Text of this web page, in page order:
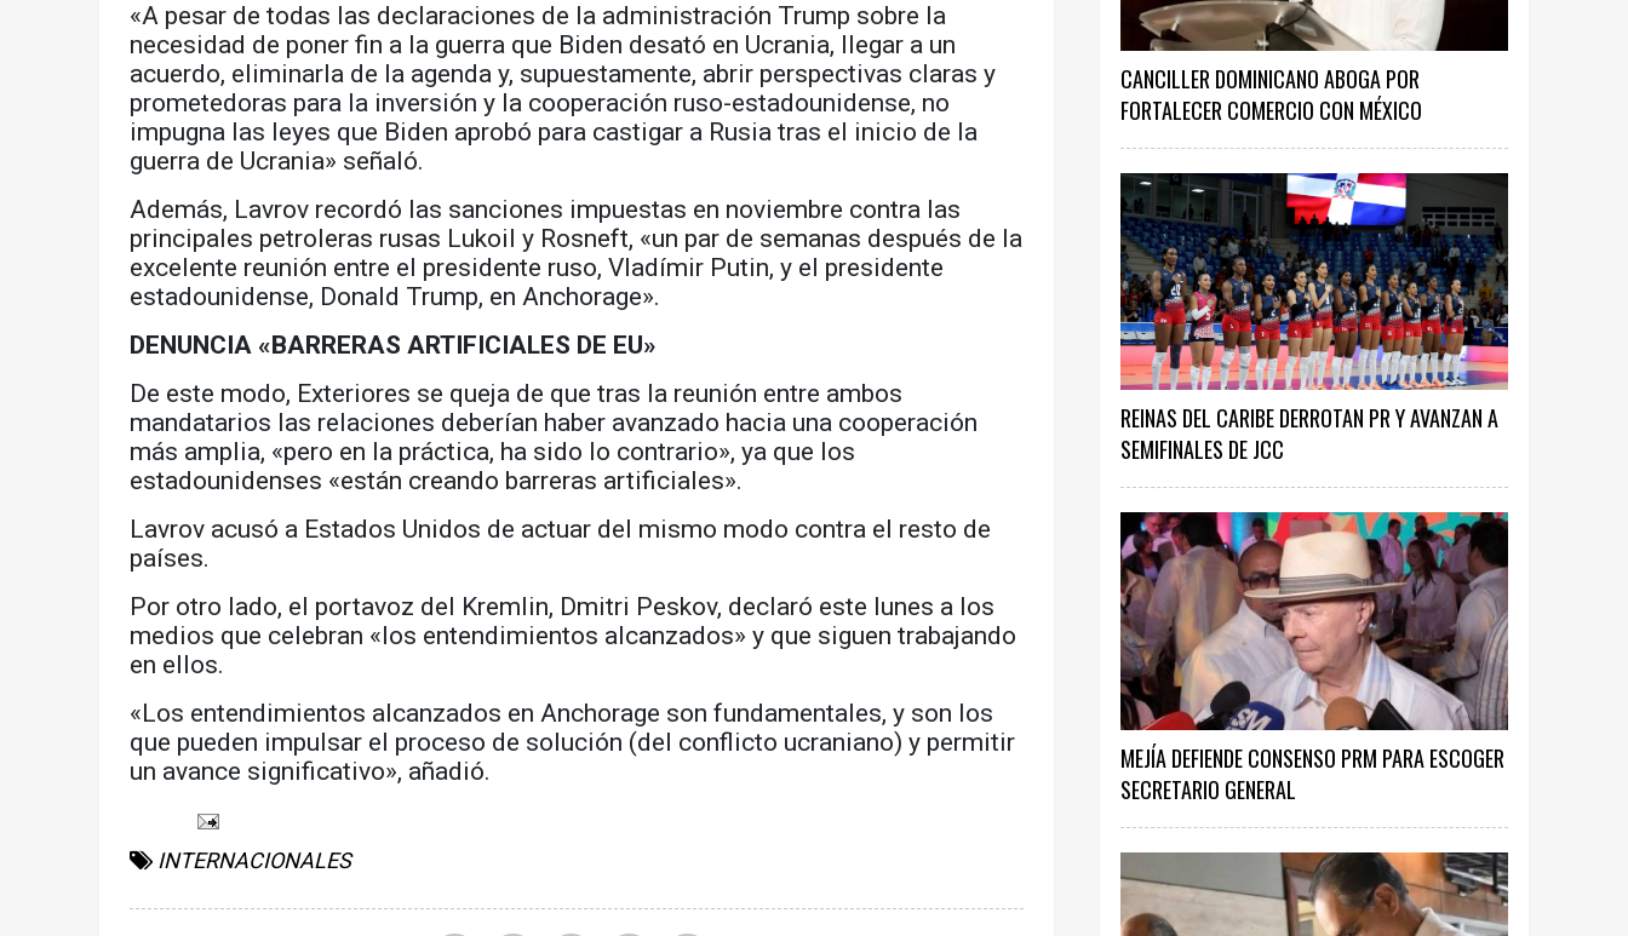
«A pesar de todas las declaraciones de la administración Trump sobre la
necesidad de poner fin a la guerra que Biden desató en Ucrania, llegar a un
acuerdo, eliminarla de la agenda y, supuestamente, abrir perspectivas claras y
prometedoras para la inversión y la cooperación ruso-estadounidense, no
impugna las leyes que Biden aprobó para castigar a Rusia tras el inicio de la
guerra de Ucrania» señaló.
Además, Lavrov recordó las sanciones impuestas en noviembre contra las
principales petroleras rusas Lukoil y Rosneft, «un par de semanas después de la
excelente reunión entre el presidente ruso, Vladímir Putin, y el presidente
estadounidense, Donald Trump, en Anchorage».
DENUNCIA «BARRERAS ARTIFICIALES DE EU»
De este modo, Exteriores se queja de que tras la reunión entre ambos
mandatarios las relaciones deberían haber avanzado hacia una cooperación
más amplia, «pero en la práctica, ha sido lo contrario», ya que los
estadounidenses «están creando barreras artificiales».
Lavrov acusó a Estados Unidos de actuar del mismo modo contra el resto de
países.
Por otro lado, el portavoz del Kremlin, Dmitri Peskov, declaró este lunes a los
medios que celebran «los entendimientos alcanzados» y que siguen trabajando
en ellos.
«Los entendimientos alcanzados en Anchorage son fundamentales, y son los
que pueden impulsar el proceso de solución (del conflicto ucraniano) y permitir
un avance significativo», añadió.
INTERNACIONALES
CANCILLER DOMINICANO ABOGA POR
FORTALECER COMERCIO CON MÉXICO
REINAS DEL CARIBE DERROTAN PR Y AVANZAN A
SEMIFINALES DE JCC
MEJÍA DEFIENDE CONSENSO PRM PARA ESCOGER
SECRETARIO GENERAL